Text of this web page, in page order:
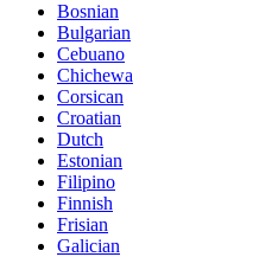
Bosnian
Bulgarian
Cebuano
Chichewa
Corsican
Croatian
Dutch
Estonian
Filipino
Finnish
Frisian
Galician